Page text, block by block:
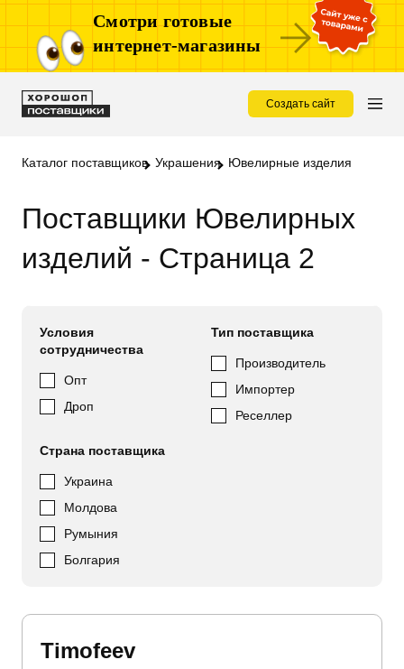
Смотри готовые
интернет-магазины
Создать сайт
Каталог поставщиков Украшения Ювелирные изделия
Поставщики Ювелирных
изделий - Страница 2
Условия
сотрудничества
Опт
Дроп
Тип поставщика
Производитель
Импортер
Реселлер
Страна поставщика
Украина
Молдова
Румыния
Болгария
Timofeev